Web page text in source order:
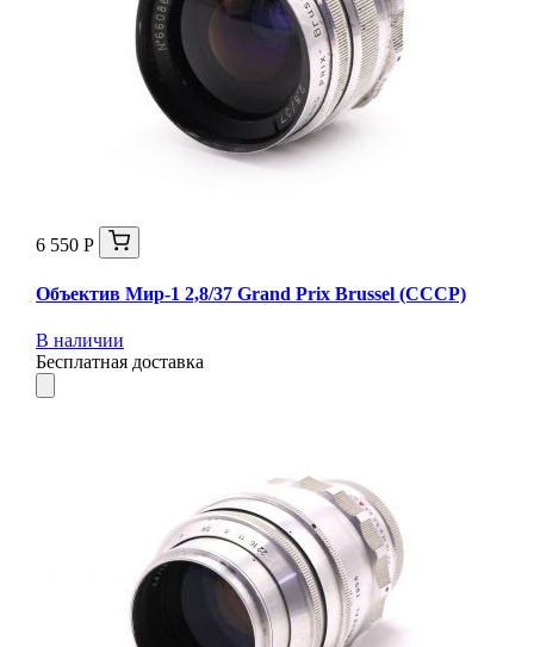
6 550 Р
Объектив Мир-1 2,8/37 Grand Prix Brussel (СССР)
В наличии
Бесплатная доставка